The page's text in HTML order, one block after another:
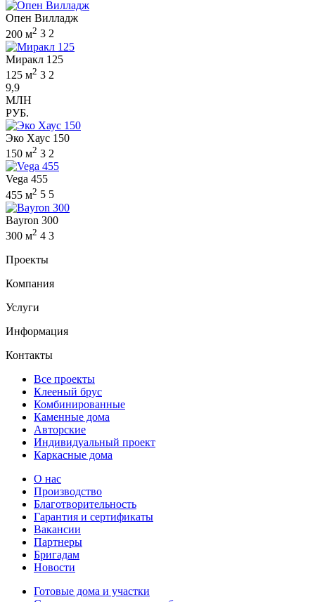
Опен Вилладж
200 м2 3 2
Миракл 125
125 м2 3 2
9,9
МЛН
РУБ.
Эко Хаус 150
150 м2 3 2
Vega 455
455 м2 5 5
Bayron 300
300 м2 4 3
Проекты
Компания
Услуги
Информация
Контакты
Все проекты
Клееный брус
Комбинированные
Каменные дома
Авторские
Индивидуальный проект
Каркасные дома
О нас
Производство
Благотворительность
Гарантия и сертификаты
Вакансии
Партнеры
Бригадам
Новости
Готовые дома и участки